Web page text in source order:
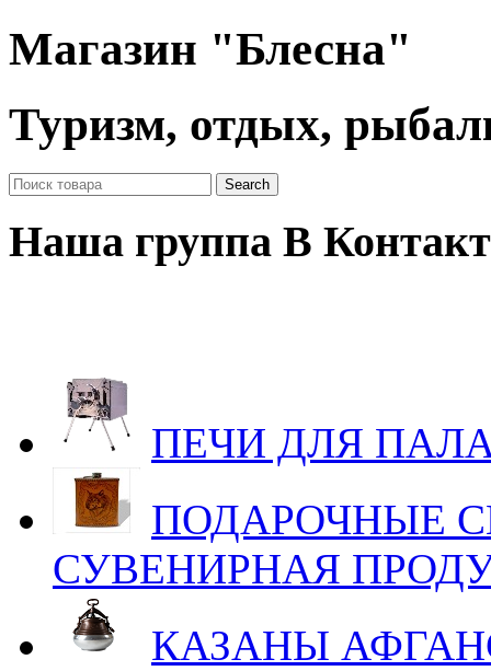
Магазин "Блесна"
Туризм, отдых,
Наша группа В
ПЕЧИ ДЛЯ
ПОДАРОЧНЫЕ
СУВЕНИРНАЯ
КАЗАНЫ